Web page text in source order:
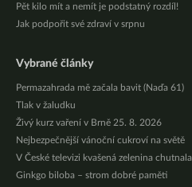
Pět kilo mít a nemít je podstatný rozdíl!
Jak podpořit své zdraví v srpnu
Vybrané články
Permazahrada mě začala bavit (Naďa 61)
Tlak v žaludku
Živý kurz vaření v Brně 25. 8. 2026
Nejbezpečnější vánoční cukroví na světě
V České televizi kvašená zelenina chutnala
Ginkgo biloba – strom dobré paměti